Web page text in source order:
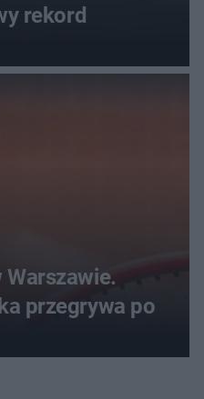
rekord
Warszawie.
przegrywa po